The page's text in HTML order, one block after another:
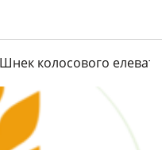
колосового